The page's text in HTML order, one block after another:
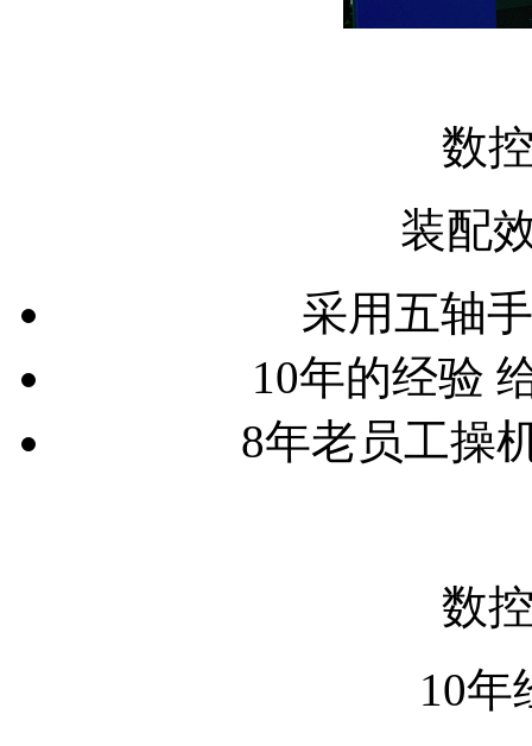
数
装配
采用五轴
10年的经验
8年老员工操
数
10年